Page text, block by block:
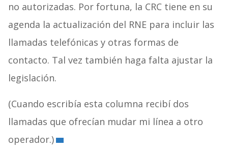
no autorizadas. Por fortuna, la CRC tiene en su
agenda la actualización del RNE para incluir las
llamadas telefónicas y otras formas de
contacto. Tal vez también haga falta ajustar la
legislación.
(Cuando escribía esta columna recibí dos
llamadas que ofrecían mudar mi línea a otro
operador.)